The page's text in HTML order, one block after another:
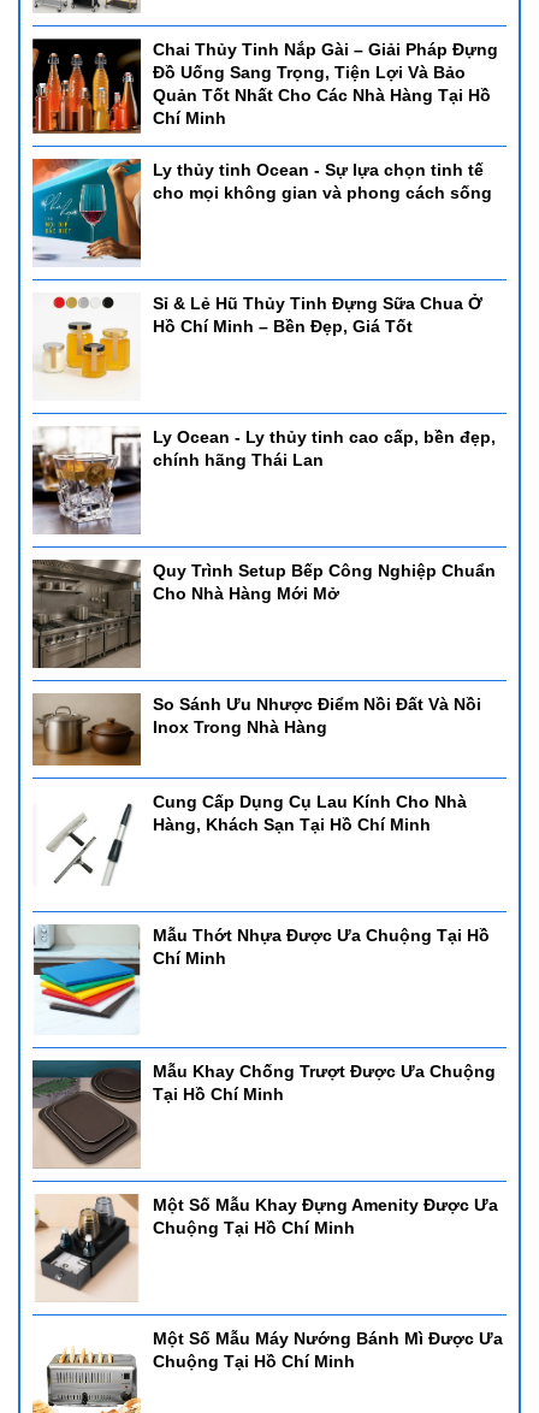
Chai Thủy Tinh Nắp Gài – Giải Pháp Đựng
Đồ Uống Sang Trọng, Tiện Lợi Và Bảo
Quản Tốt Nhất Cho Các Nhà Hàng Tại Hồ
Chí Minh
Ly thủy tinh Ocean - Sự lựa chọn tinh tế
cho mọi không gian và phong cách sống
Sỉ & Lẻ Hũ Thủy Tinh Đựng Sữa Chua Ở
Hồ Chí Minh – Bền Đẹp, Giá Tốt
Ly Ocean - Ly thủy tinh cao cấp, bền đẹp,
chính hãng Thái Lan
Quy Trình Setup Bếp Công Nghiệp Chuẩn
Cho Nhà Hàng Mới Mở
So Sánh Ưu Nhược Điểm Nồi Đất Và Nồi
Inox Trong Nhà Hàng
Cung Cấp Dụng Cụ Lau Kính Cho Nhà
Hàng, Khách Sạn Tại Hồ Chí Minh
Mẫu Thớt Nhựa Được Ưa Chuộng Tại Hồ
Chí Minh
Mẫu Khay Chống Trượt Được Ưa Chuộng
Tại Hồ Chí Minh
Một Số Mẫu Khay Đựng Amenity Được Ưa
Chuộng Tại Hồ Chí Minh
Một Số Mẫu Máy Nướng Bánh Mì Được Ưa
Chuộng Tại Hồ Chí Minh